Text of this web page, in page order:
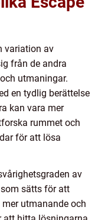
variation av
från de andra
utmaningar.
en tydlig berättelse
kan vara mer
rummet och
för att lösa
av
sätts för att
utmanande och